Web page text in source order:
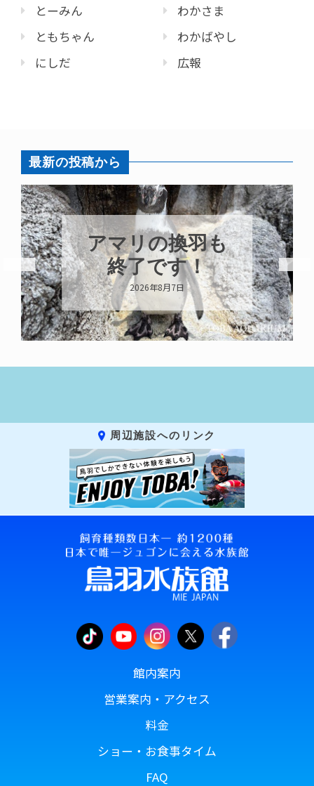
とーみん
ともちゃん
にしだ
わかさま
わかばやし
広報
最新の投稿から
トビウオ幼魚展
示中！
2026年8月6日
周辺施設へのリンク
館内案内
営業案内・アクセス
料金
ショー・お食事タイム
FAQ